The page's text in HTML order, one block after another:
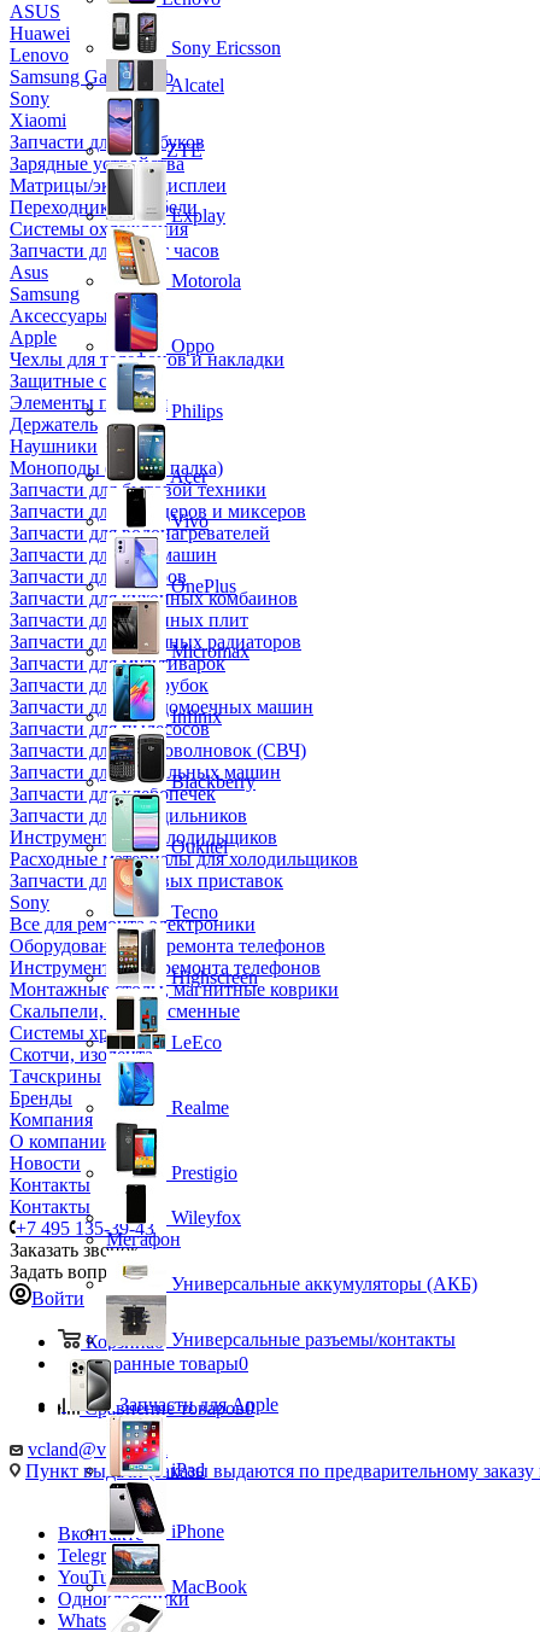
ASUS
Huawei
Lenovo
Samsung Galaxy Tab
Sony
Xiaomi
Запчасти для ноутбуков
Зарядные устройства
Матрицы/экраны/дисплеи
Переходники и кабели
Системы охлаждения
Запчасти для смарт часов
Asus
Samsung
Аксессуары
Apple
Чехлы для телефонов и накладки
Защитные стекла
Элементы питания
Держатель
Наушники
Моноподы (Селфи палка)
Запчасти для бытовой техники
Запчасти для блендеров и миксеров
Запчасти для водонагревателей
Запчасти для кофемашин
Запчасти для кулеров
Запчасти для кухонных комбаинов
Запчасти для кухонных плит
Запчасти для масляных радиаторов
Запчасти для мультиварок
Запчасти для мясорубок
Запчасти для посудомоечных машин
Запчасти для пылесосов
Запчасти для микроволновок (СВЧ)
Запчасти для стиральных машин
Запчасти для хлебопечек
Запчасти для холодильников
Инструмент для холодильщиков
Расходные материалы для холодильщиков
Запчасти для игровых приставок
Sony
Все для ремонта электроники
Оборудование для ремонта телефонов
Инструменты для ремонта телефонов
Монтажные столы, магнитные коврики
Скальпели, лезвия сменные
Системы хранения
Скотчи, изолента
Тачскрины
Бренды
Компания
О компании
Новости
Контакты
Контакты
+7 495 135-39-43
Заказать звонок
Задать вопрос
Войти
Корзина0
Избранные товары0
Сравнение товаров0
vcland@vcland.ru
Пункт выдачи (заказы выдаются по предварительному заказу
Вконтакте
Telegram
YouTube
Одноклассники
WhatsApp
Sony Ericsson
Alcatel
ZTE
Explay
Motorola
Oppo
Philips
Acer
Vivo
OnePlus
Micromax
Infinix
Blackberry
Oukitel
Tecno
Highscreen
LeEco
Realme
Prestigio
Wileyfox
Мегафон
Универсальные аккумуляторы (АКБ)
Универсальные разъемы/контакты
Запчасти для Apple
iPad
iPhone
MacBook